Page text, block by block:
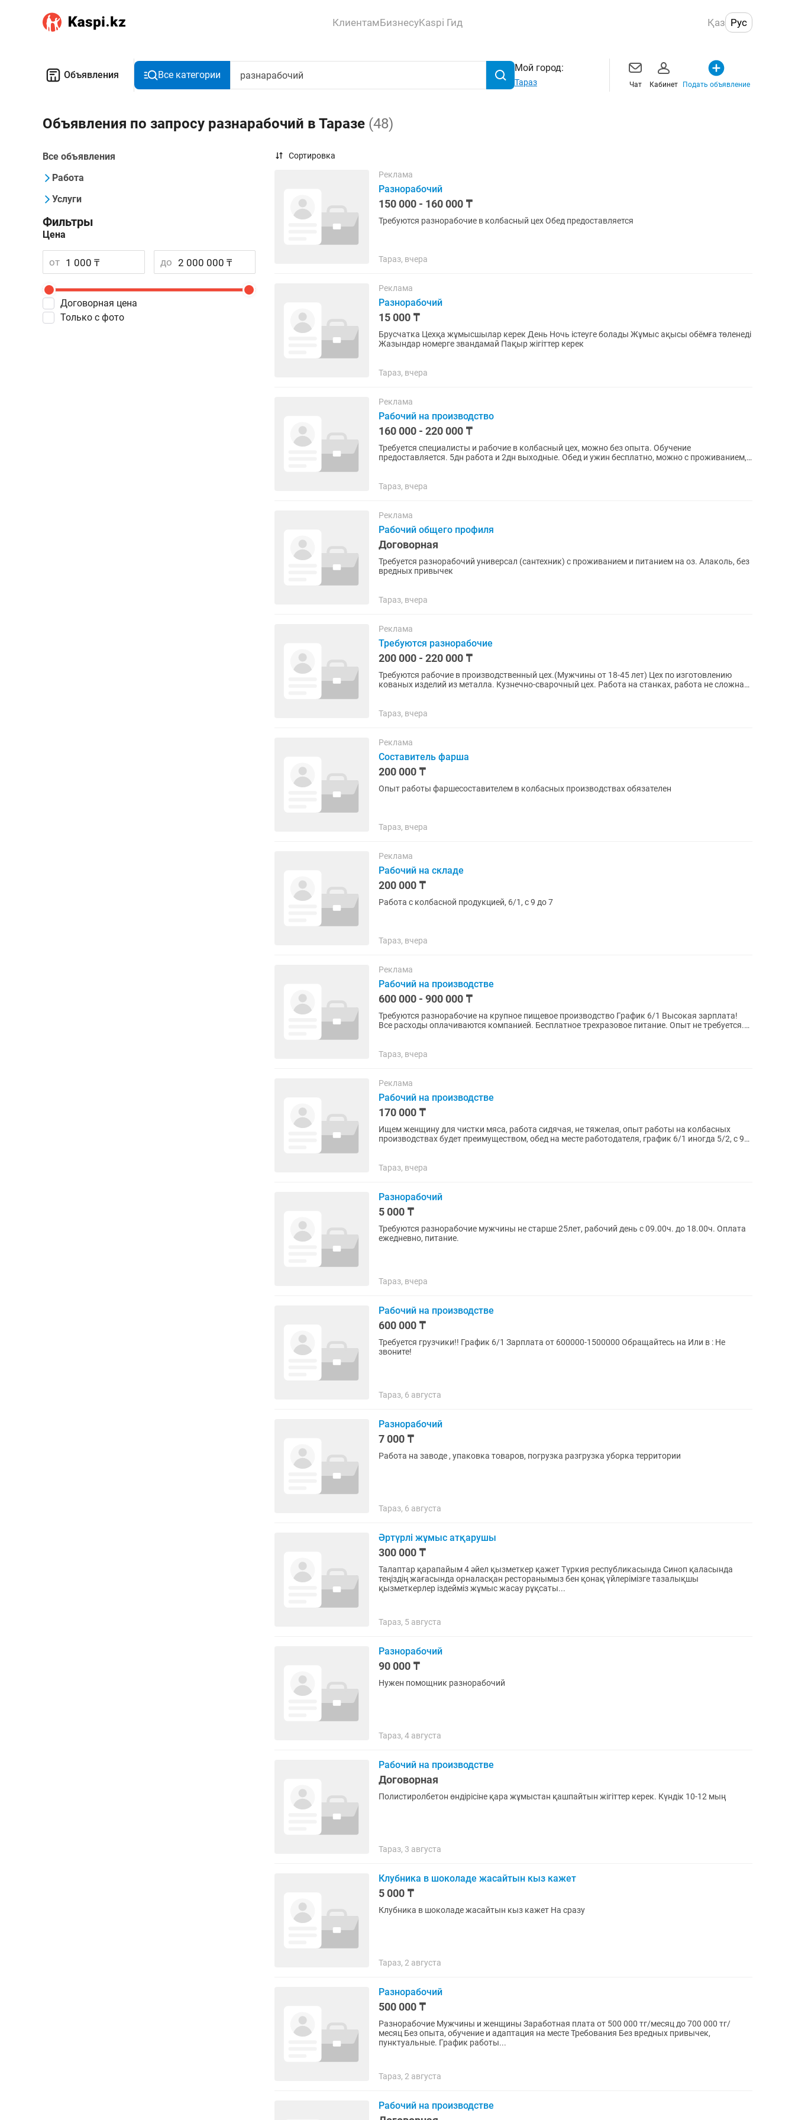
КлиентамБизнесуKaspi Гид Қаз Рус
Объявления Все категории
Мой город:
Тараз Чат Кабинет Подать объявление
Объявления по запросу разнарабочий в Таразе (48)
Все объявления
Работа
Услуги
Фильтры
Цена
от до
Договорная цена
Только с фото
Сортировка
Реклама
Разнорабочий
150 000 - 160 000 ₸
Требуются разнорабочие в колбасный цех Обед предоставляется
Тараз, вчера
Реклама
Разнорабочий
15 000 ₸
Брусчатка Цехқа жұмысшылар керек День Ночь істеуге болады Жұмыс ақысы обёмға төленеді
Жазындар номерге звандамай Пақыр жігіттер керек
Тараз, вчера
Реклама
Рабочий на производство
160 000 - 220 000 ₸
Требуется специалисты и рабочие в колбасный цех, можно без опыта. Обучение
предоставляется. 5дн работа и 2дн выходные. Обед и ужин бесплатно, можно с проживанием,
Тараз, вчера
Реклама
Рабочий общего профиля
Договорная
Требуется разнорабочий универсал (сантехник) с проживанием и питанием на оз. Алаколь, без
вредных привычек
Тараз, вчера
Реклама
Требуются разнорабочие
200 000 - 220 000 ₸
Требуются рабочие в производственный цех.(Мужчины от 18-45 лет) Цех по изготовлению
кованых изделий из металла. Кузнечно-сварочный цех. Работа на станках, работа не сложная.
Тараз, вчера
Реклама
Составитель фарша
200 000 ₸
Опыт работы фаршесоставителем в колбасных производствах обязателен
Тараз, вчера
Реклама
Рабочий на складе
200 000 ₸
Работа с колбасной продукцией, 6/1, с 9 до 7
Тараз, вчера
Реклама
Рабочий на производстве
600 000 - 900 000 ₸
Требуются разнорабочие на крупное пищевое производство График 6/1 Высокая зарплата!
Все расходы оплачиваются компанией. Бесплатное трехразовое питание. Опыт не требуется.
Тараз, вчера
Реклама
Рабочий на производстве
170 000 ₸
Ищем женщину для чистки мяса, работа сидячая, не тяжелая, опыт работы на колбасных
производствах будет преимуществом, обед на месте работодателя, график 6/1 иногда 5/2, с 9
Тараз, вчера
Разнорабочий
5 000 ₸
Требуются разнорабочие мужчины не старше 25лет, рабочий день с 09.00ч. до 18.00ч. Оплата
ежедневно, питание.
Тараз, вчера
Рабочий на производстве
600 000 ₸
Требуется грузчики!! График 6/1 Зарплата от 600000-1500000 Обращайтесь на Или в : Не
звоните!
Тараз, 6 августа
Разнорабочий
7 000 ₸
Работа на заводе , упаковка товаров, погрузка разгрузка уборка территории
Тараз, 6 августа
Әртүрлі жұмыс атқарушы
300 000 ₸
Талаптар қарапайым 4 әйел қызметкер қажет Түркия республикасында Синоп қаласында
теңіздің жағасында орналасқан ресторанымыз бен қонақ үйлерімізге тазалықшы
қызметкерлер іздейміз жұмыс жасау рұқсаты...
Тараз, 5 августа
Разнорабочий
90 000 ₸
Нужен помощник разнорабочий
Тараз, 4 августа
Рабочий на производстве
Договорная
Полистиролбетон өндірісіне қара жұмыстан қашпайтын жігіттер керек. Күндік 10-12 мың
Тараз, 3 августа
Клубника в шоколаде жасайтын кыз кажет
5 000 ₸
Клубника в шоколаде жасайтын кыз кажет На сразу
Тараз, 2 августа
Разнорабочий
500 000 ₸
Разнорабочие Мужчины и женщины Заработная плата от 500 000 тг/месяц до 700 000 тг/
месяц Без опыта, обучение и адаптация на месте Требования Без вредных привычек,
пунктуальные. График работы...
Тараз, 2 августа
Рабочий на производстве